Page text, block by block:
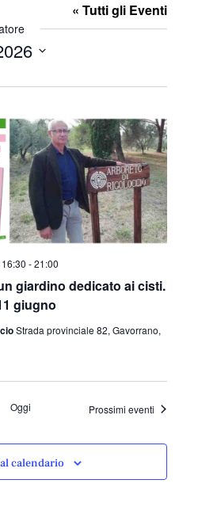
« Tutti gli Eventi
giardino dedicato ai cisti.
giugno
-21:00
Strada provinciale 82, Gavorrano,
Oggi Prossimi eventi
calendario